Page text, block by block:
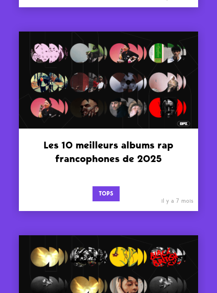
Les 10 meilleurs albums rap
francophones de 2025
TOPS
il y a 7 mois